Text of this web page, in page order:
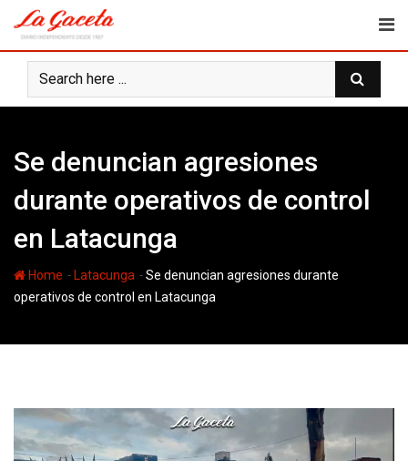
content
Se denuncian agresiones
durante operativos de control
en Latacunga
Home - Latacunga -Se denuncian agresiones durante
operativos de control en Latacunga